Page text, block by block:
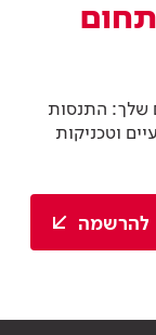
שלך: התנסות
וטכניקות
להרשמה